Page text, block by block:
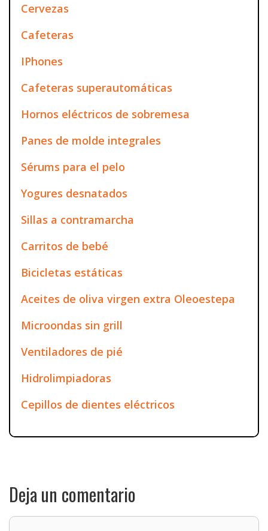
Cervezas
Cafeteras
IPhones
Cafeteras superautomáticas
Hornos eléctricos de sobremesa
Panes de molde integrales
Sérums para el pelo
Yogures desnatados
Sillas a contramarcha
Carritos de bebé
Bicicletas estáticas
Aceites de oliva virgen extra Oleoestepa
Microondas sin grill
Ventiladores de pié
Hidrolimpiadoras
Cepillos de dientes eléctricos
Deja un comentario
Comentario